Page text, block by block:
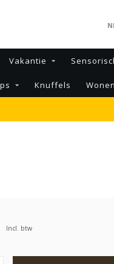
Vakantie
Knuffels Wonen
Incl. btw